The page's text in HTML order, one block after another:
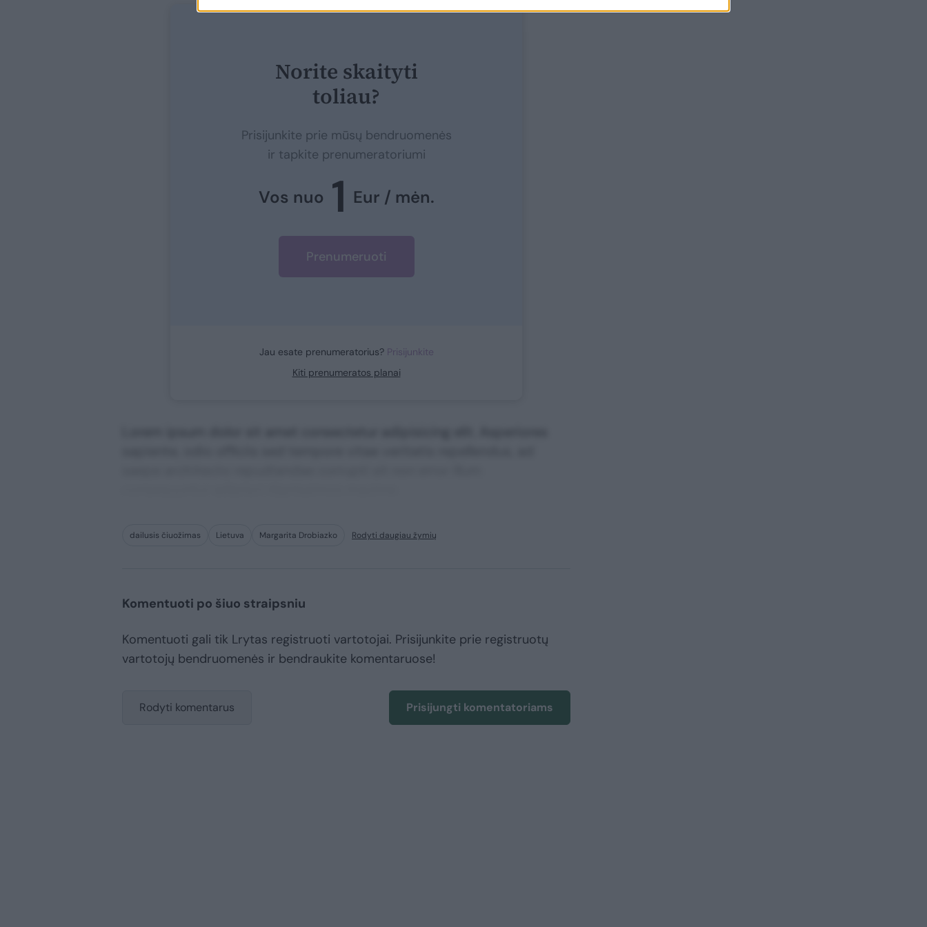
Norite skaityti
toliau?
Prisijunkite prie mūsų bendruomenės
ir tapkite prenumeratoriumi
Vos nuo 1 Eur / mėn.
Prenumeruoti
Jau esate prenumeratorius? Prisijunkite
Kiti prenumeratos planai
dailusis čiuožimas Lietuva Margarita Drobiazko Rodyti daugiau žymių
Komentuoti po šiuo straipsniu
Komentuoti gali tik Lrytas registruoti vartotojai. Prisijunkite prie registruotų
vartotojų bendruomenės ir bendraukite komentaruose!
Rodyti komentarus Prisijungti komentatoriams